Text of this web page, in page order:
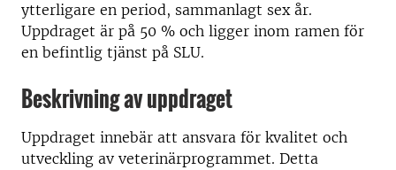
ytterligare en period, sammanlagt sex år.
Uppdraget är på 50 % och ligger inom ramen för
en befintlig tjänst på SLU.
Beskrivning av uppdraget
Uppdraget innebär att ansvara för kvalitet och
utveckling av veterinärprogrammet. Detta